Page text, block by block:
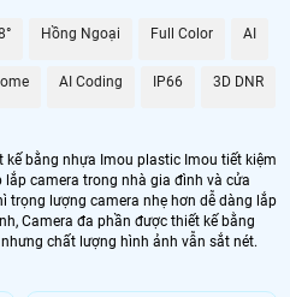
Hồng Ngoại Full Color AI
AI Coding IP66 3D DNR
kế bằng nhựa Imou plastic Imou tiết kiệm
camera trong nhà gia đình và cửa
trọng lượng camera nhẹ hơn dễ dàng lắp
Camera đa phần được thiết kế bằng
chất lượng hình ảnh vẫn sắt nét.